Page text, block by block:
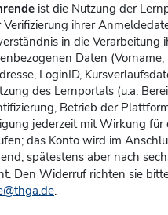
ist die Nutzung der
Verifizierung ihrer
in die Verarbeitung
Daten
LoginID,
des Lernportals (u.a.
Betrieb der
jederzeit mit Wirkung für
das Konto wird im
spätestens aber nach
Den Widerruf richten sie
.